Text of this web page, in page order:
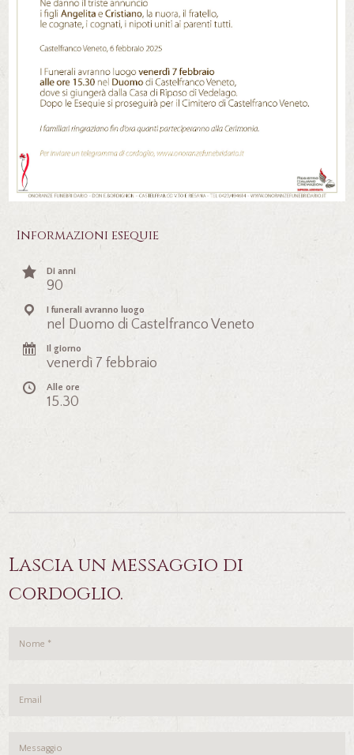
Informazioni esequie
Di anni
90
I funerali avranno luogo
nel Duomo di Castelfranco Veneto
Il giorno
venerdì 7 febbraio
Alle ore
15.30
Lascia un messaggio di
cordoglio.